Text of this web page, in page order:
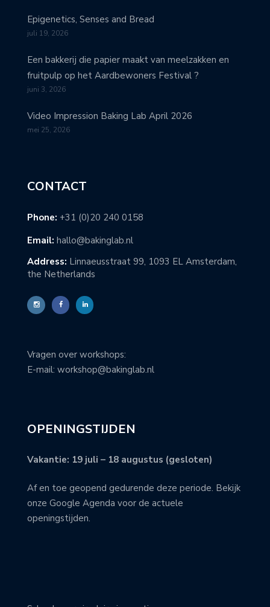
Epigenetics, Senses and Bread
juli 19, 2026
Een bakkerij die papier maakt van meelzakken en
fruitpulp op het Aardbewoners Festival ?
juni 3, 2026
Video Impression Baking Lab April 2026
mei 25, 2026
CONTACT
Phone: +31 (0)20 240 0158
Email: hallo@bakinglab.nl
Address: Linnaeusstraat 99, 1093 EL Amsterdam,
the Netherlands
Vragen over workshops:
E-mail: workshop@bakinglab.nl
OPENINGSTIJDEN
Vakantie: 19 juli – 18 augustus (gesloten)
Af en toe geopend gedurende deze periode. Bekijk
onze Google Agenda voor de actuele
openingstijden.